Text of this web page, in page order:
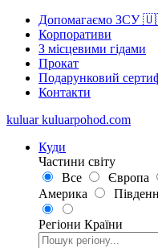
Допомагаємо ЗСУ
Корпоративи
З місцевими гідами
Прокат
Подарунковий
Контакти
kuluar kuluarpohod.com
Куди
Частини світу
Все
Європа
Америка
Регіони Країни